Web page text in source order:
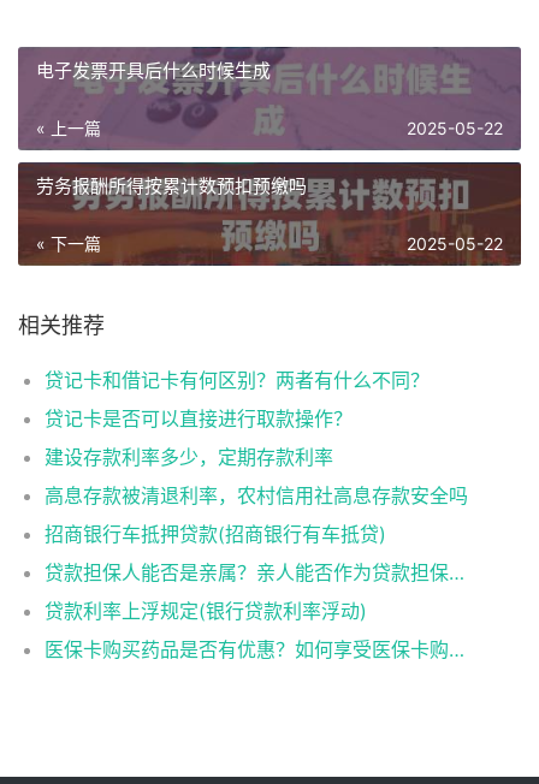
电子发票开具后什么时候生成
« 上一篇 2025-05-22
劳务报酬所得按累计数预扣预缴吗
« 下一篇 2025-05-22
相关推荐
贷记卡和借记卡有何区别？两者有什么不同？
贷记卡是否可以直接进行取款操作？
建设存款利率多少，定期存款利率
高息存款被清退利率，农村信用社高息存款安全吗
招商银行车抵押贷款(招商银行有车抵贷)
贷款担保人能否是亲属？亲人能否作为贷款担保人？
贷款利率上浮规定(银行贷款利率浮动)
医保卡购买药品是否有优惠？如何享受医保卡购药优惠？